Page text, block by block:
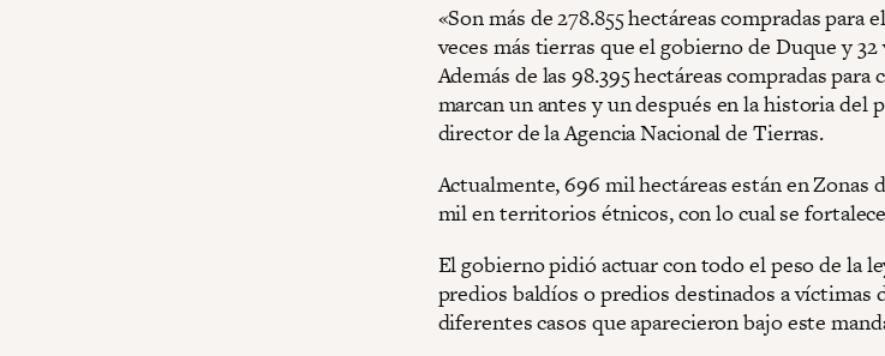
«Son más de 278.855 hectáreas compradas para
veces más tierras que el gobierno de Duque y 32
Además de las 98.395 hectáreas compradas
marcan un antes y un después en la historia del
director de la Agencia Nacional de Tierras.
Actualmente, 696 mil hectáreas están en Zonas
mil en territorios étnicos, con lo cual se
El gobierno pidió actuar con todo el peso de la
predios baldíos o predios destinados a víctimas
diferentes casos que aparecieron bajo este